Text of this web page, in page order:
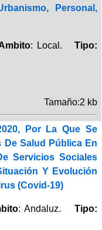
Personal,
: Local.Tipo:
Tamaño:2 kb
Por La Que Se
De Salud Pública En
Servicios Sociales
Y Evolución
(Covid-19)
: Andaluz.Tipo: